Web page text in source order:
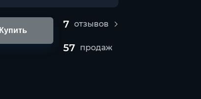
Купить
7 отзывов
57 продаж